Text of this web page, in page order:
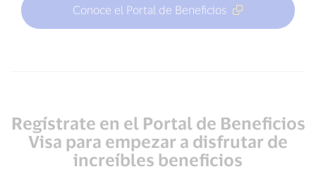
Conoce el Portal de Beneficios
Regístrate en el Portal de Beneficios
Visa para empezar a disfrutar de
increíbles beneficios